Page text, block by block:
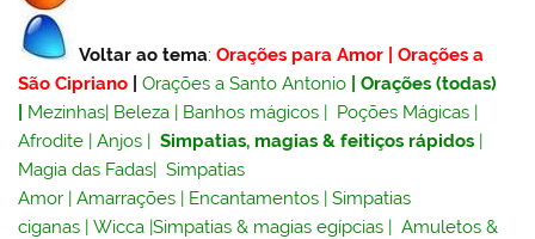
Voltar ao tema:Orações para Amor |Orações a
São Cipriano
|Orações a Santo Antonio |Orações (todas)
Mezinhas| Beleza | Banhos mágicos | Poções Mágicas |
Afrodite |Anjos |Simpatias, magias & feitiços rápidos |
Magia das Fadas|Simpatias
Amor |Amarrações | Encantamentos |Simpatias
ciganas |Wicca |Simpatias & magias egípcias |Amuletos &